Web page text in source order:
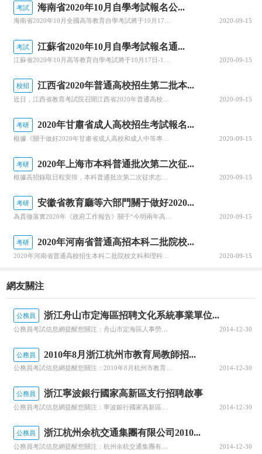
考試 海南省2020年10月自學考試報名公...
海南省2020年10月全國高等教育自學考試將于10月17、18日舉行，報名報考時間定于9月1日至9月10日，關于做好自學考試報名工作有關事項，查字典小編整理相關資訊，關注一下~關于我省2020年10月自學考試報名報考的公告2020年10月全國高等教育自學考試將于10月17、18日舉行，我省報名報考時... 2020-09-15
考試 江蘇省2020年10月自學考試報名通...
2020-09-15
校招 江西省2020年普通高校招生第二批本...
2020-09-15
考研 2020年甘肅省成人高校招生考試報名...
2020-09-15
考研 2020年上海市本科普通批次第二次征...
根據高招錄取日程安排，本科普通批次第二次征求志愿將于8月29日上午10:00至8月30日上午10:00進行填報。經研究審定，2020年上海市普通高校招生本科普通批次第二次征求志愿降分控制線為385分。查字典小編整理相關資訊，關注一下~本科普通批次第二次征求志愿填報即將開始根據高招錄取日程安排，本科普... 2020-09-15
考研 安徽省教育廳等六部門關于做好2020...
2020-09-15
考研 2020年河南省普通高招本科二批院校...
2020-09-15
網友關注
公務員 浙江舟山市定海區招聘文化系統事業單位...
公務員考試信息網提醒您關注：舟山市定海區人事勞動社會保障局關于公開招聘文化系統事業單位工作人員公告報名辦法1、報名時間為2010年7月26日-7月27日（共兩天），每日上午8:00—11:00,下午14:30—17:00。2、報名地點：定海區人事勞動社會保障局四樓會議室（定海區昌國路61號），咨詢電話：0580—2027783、2037438。3、應聘人員報名時 2014-12-30
公務員 2010年8月浙江杭州市教育局教師招...
2014-12-30
公務員 浙江寧波銀行國家高新區支行招聘啟事
2014-12-30
公務員 浙江杭州余杭交通集團有限公司2010...
公務員考試信息網提醒您關注：杭州余杭交通集團有限公司招聘工作人員簡章現場報名時間：即日起至7月22日下午17：00；地點：杭州市余杭區南苑街道南大街326號（時代廣場2幢502）。報名要求每位應聘者限報一個職位，按規定填寫《應聘報名表杭州余杭交通集團有限公司是余杭區人民政府直屬國有獨資公司，集團擁有全資、控股、參股子公司13家，總資產70億元。集團具體業務涉及交通基礎設施投融資、建設及其相關資產資 2014-12-30